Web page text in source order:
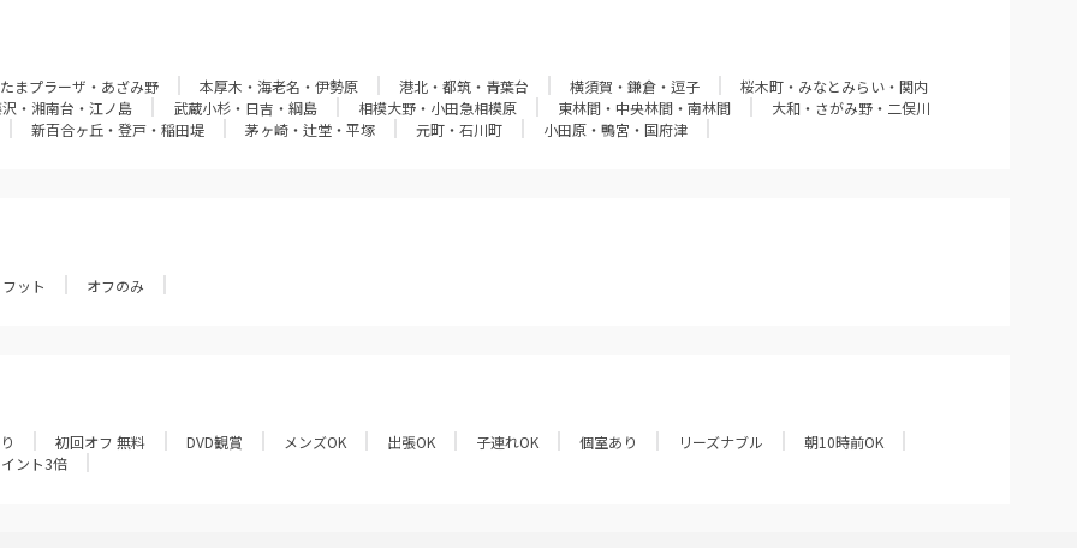
たまプラーザ・あざみ野 本厚木・海老名・伊勢原 港北・都筑・青葉台 横須賀・鎌倉・逗子
桜木町・みなとみらい・関内
・湘南台・江ノ島 武蔵小杉・日吉・綱島 相模大野・小田急相模原 東林間・中央林間・南林間
大和・さがみ野・二俣川
新百合ヶ丘・登戸・稲田堤 茅ヶ崎・辻堂・平塚 元町・石川町 小田原・鴨宮・国府津
フット オフのみ
初回オフ 無料 DVD観賞 メンズOK 出張OK 子連れOK 個室あり リーズナブル
朝10時前OK
ント3倍